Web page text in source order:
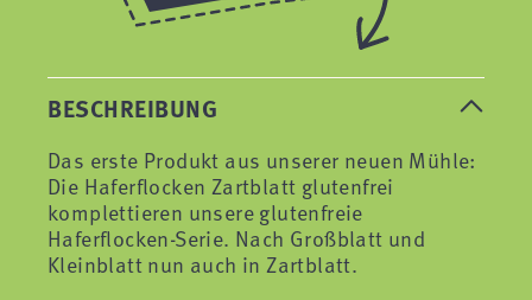
BESCHREIBUNG
Das erste Produkt aus unserer neuen Mühle:
Die Haferflocken Zartblatt glutenfrei
komplettieren unsere glutenfreie
Haferflocken-Serie. Nach Großblatt und
Kleinblatt nun auch in Zartblatt.